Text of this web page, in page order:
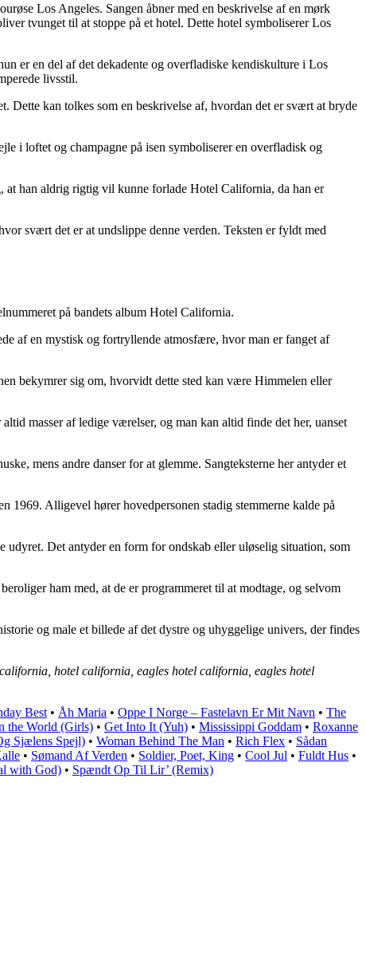
Los Angeles. Sangen åbner med en beskrivelse af en mørk
tvunget til at stoppe på et hotel. Dette hotel symboliserer Los
er en del af det dekadente og overfladiske kendiskulture i Los
livsstil.
Dette kan tolkes som en beskrivelse af, hvordan det er svært at bryde
i loftet og champagne på isen symboliserer en overfladisk og
at han aldrig rigtig vil kunne forlade Hotel California, da han er
svært det er at undslippe denne verden. Teksten er fyldt med
på bandets album Hotel California.
af en mystisk og fortryllende atmosfære, hvor man er fanget af
bekymrer sig om, hvorvidt dette sted kan være Himmelen eller
masser af ledige værelser, og man kan altid finde det her, uanset
mens andre danser for at glemme. Sangteksterne her antyder et
1969. Alligevel hører hovedpersonen stadig stemmerne kalde på
udyret. Det antyder en form for ondskab eller uløselig situation, som
ham med, at de er programmeret til at modtage, og selvom
og male et billede af det dystre og uhyggelige univers, der findes
hotel california, eagles hotel california, eagles hotel
Best • Åh Maria • Oppe I Norge – Fastelavn Er Mit Navn • The
the World (Girls) • Get Into It (Yuh) • Mississippi Goddam • Roxanne
Sjælens Spejl) • Woman Behind The Man • Rich Flex • Sådan
• Sømand Af Verden • Soldier, Poet, King • Cool Jul • Fuldt Hus •
with God) • Spændt Op Til Lir’ (Remix)